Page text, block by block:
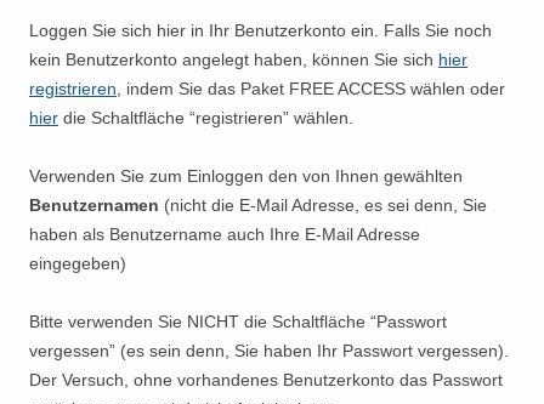
Loggen Sie sich hier in Ihr Benutzerkonto ein. Falls Sie noch
kein Benutzerkonto angelegt haben, können Sie sich hier
registrieren , indem Sie das Paket FREE ACCESS wählen oder
hier die Schaltfläche “registrieren” wählen.
Verwenden Sie zum Einloggen den von Ihnen gewählten
Benutzernamen (nicht die E-Mail Adresse, es sei denn, Sie
haben als Benutzername auch Ihre E-Mail Adresse
eingegeben)
Bitte verwenden Sie NICHT die Schaltfläche “Passwort
vergessen” (es sein denn, Sie haben Ihr Passwort vergessen).
Der Versuch, ohne vorhandenes Benutzerkonto das Passwort